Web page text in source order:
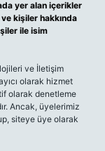
yer alan içerikler
kişiler hakkında
ile isim
ve İletişim
olarak hizmet
olarak denetleme
Ancak, üyelerimiz
siteye üye olarak